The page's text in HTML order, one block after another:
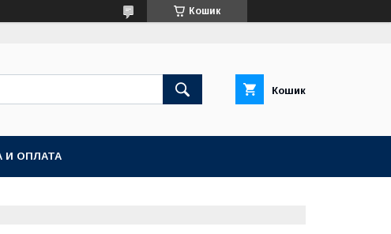
Кошик
Кошик
И ОПЛАТА